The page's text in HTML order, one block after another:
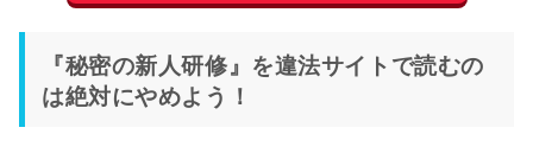
『秘密の新人研修』を違法サイトで読むの
は絶対にやめよう！